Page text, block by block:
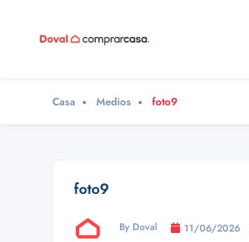
Casa Medios foto9
foto9
By Doval 11/06/2026